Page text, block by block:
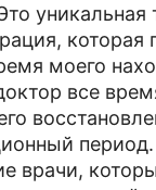
уникальная
которая
моего
все
врачи,